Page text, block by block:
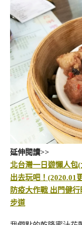
延伸閱讀>>
北台灣一日遊懶人包
出去玩吧！(2020.01
防疫大作戰 出門健
步道